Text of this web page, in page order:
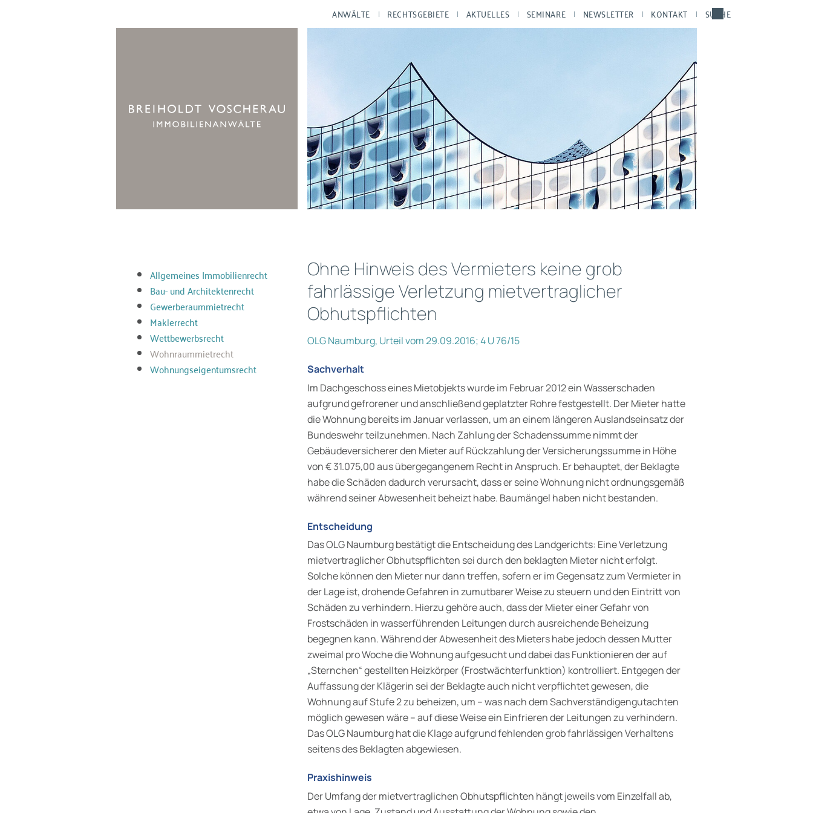
ANWÄLTE RECHTSGEBIETE AKTUELLES SEMINARE NEWSLETTER KONTAKT SUCHE
Allgemeines Immobilienrecht
Bau- und Architektenrecht
Gewerberaummietrecht
Maklerrecht
Wettbewerbsrecht
Wohnraummietrecht
Wohnungseigentumsrecht
Ohne Hinweis des Vermieters keine grob
fahrlässige Verletzung mietvertraglicher
Obhutspflichten
OLG Naumburg, Urteil vom 29.09.2016; 4 U 76/15
Sachverhalt
Im Dachgeschoss eines Mietobjekts wurde im Februar 2012 ein Wasserschaden
aufgrund gefrorener und anschließend geplatzter Rohre festgestellt. Der Mieter hatte
die Wohnung bereits im Januar verlassen, um an einem längeren Auslandseinsatz der
Bundeswehr teilzu­nehmen. Nach Zahlung der Schadenssumme nimmt der
Gebäudeversicherer den Mieter auf Rückzahlung der Versicherungssumme in Höhe
von € 31.075,00 aus übergegangenem Recht in Anspruch. Er behauptet, der Beklagte
habe die Schäden dadurch verursacht, dass er seine Wohnung nicht ordnungsgemäß
während seiner Abwesenheit beheizt habe. Baumängel haben nicht bestanden.
Entscheidung
Das OLG Naumburg bestätigt die Entscheidung des Landgerichts: Eine Verletzung
mietver­traglicher Obhutspflichten sei durch den beklagten Mieter nicht erfolgt.
Solche können den Mieter nur dann treffen, sofern er im Gegensatz zum Vermieter in
der Lage ist, drohende Gefahren in zumutbarer Weise zu steuern und den Eintritt von
Schäden zu verhindern. Hierzu gehöre auch, dass der Mieter einer Gefahr von
Frostschäden in wasserführenden Leitungen durch ausreichende Beheizung
begegnen kann. Während der Abwesenheit des Mieters habe jedoch dessen Mutter
zweimal pro Woche die Wohnung aufgesucht und dabei das Funktionieren der auf
„Sternchen“ gestellten Heizkörper (Frostwächterfunktion) kontrolliert. Entgegen der
Auffassung der Klägerin sei der Beklagte auch nicht verpflichtet gewesen, die
Wohnung auf Stufe 2 zu beheizen, um – was nach dem Sachverständigengutachten
möglich gewesen wäre – auf diese Weise ein Einfrieren der Leitungen zu verhindern.
Das OLG Naum­burg hat die Klage aufgrund fehlenden grob fahrlässigen Verhaltens
seitens des Beklagten abgewiesen.
Praxishinweis
Der Umfang der mietvertraglichen Obhutspflichten hängt jeweils vom Einzelfall ab,